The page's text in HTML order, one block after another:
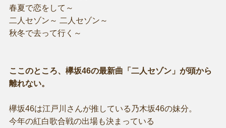
春夏で恋をして～
二人セゾン～ 二人セゾン～
秋冬で去って行く～
ここのところ、欅坂46の最新曲「二人セゾン」が頭から
離れない。
欅坂46は江戸川さんが推している乃木坂46の妹分。
今年の紅白歌合戦の出場も決まっている